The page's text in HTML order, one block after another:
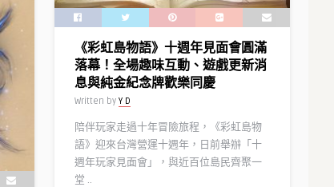
《彩虹島物語》十週年見面會圓滿
落幕！全場趣味互動、遊戲更新消
息與純金紀念牌歡樂同慶
Written by Y D
陪伴玩家走過十年冒險旅程，《彩虹島物
語》迎來台灣營運十週年，日前舉辦「十
週年玩家見面會」，與近百位島民齊聚一
堂 ..